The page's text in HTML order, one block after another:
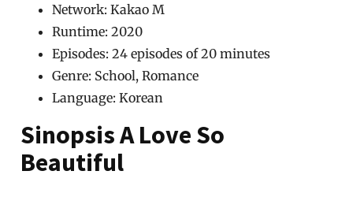
Network: Kakao M
Runtime: 2020
Episodes: 24 episodes of 20 minutes
Genre: School, Romance
Language: Korean
Sinopsis A Love So
Beautiful